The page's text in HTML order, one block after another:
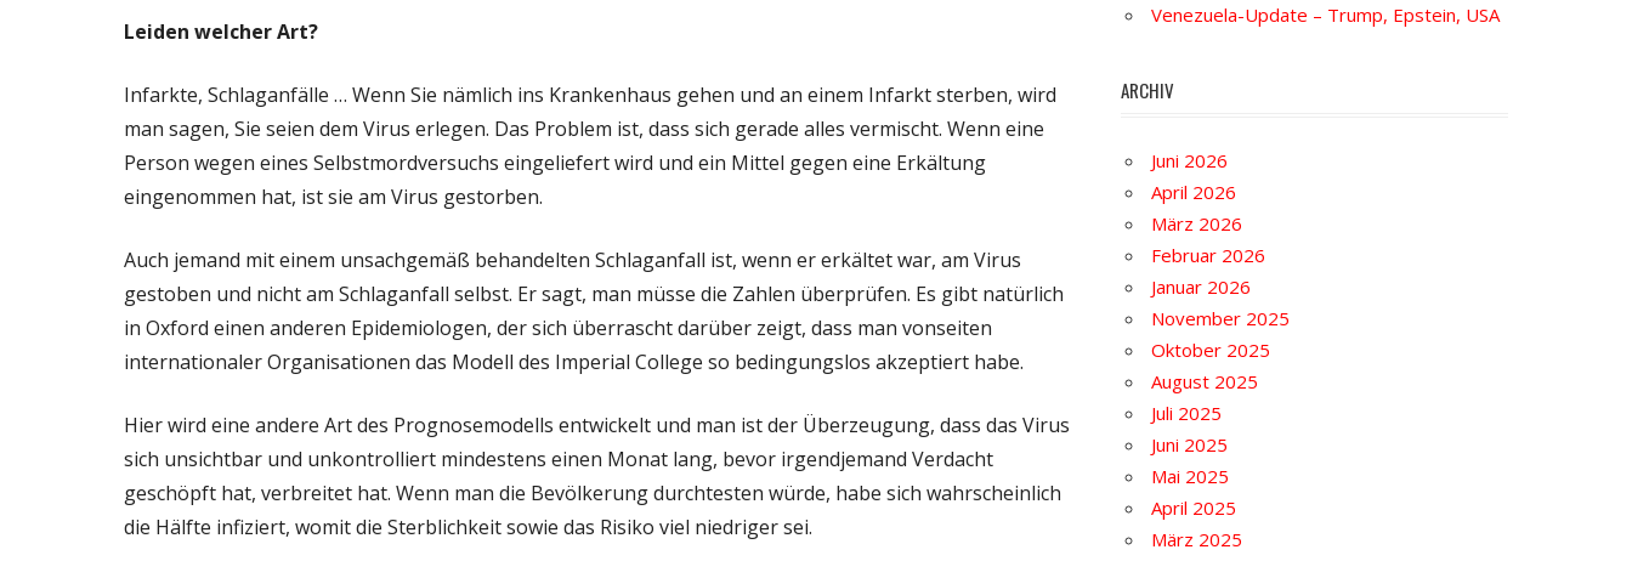
Leiden welcher Art?
Infarkte, Schlaganfälle … Wenn Sie nämlich ins Krankenhaus gehen und an einem Infarkt sterben, wird
man sagen, Sie seien dem Virus erlegen. Das Problem ist, dass sich gerade alles vermischt. Wenn eine
Person wegen eines Selbstmordversuchs eingeliefert wird und ein Mittel gegen eine Erkältung
eingenommen hat, ist sie am Virus gestorben.
Auch jemand mit einem unsachgemäß behandelten Schlaganfall ist, wenn er erkältet war, am Virus
gestoben und nicht am Schlaganfall selbst. Er sagt, man müsse die Zahlen überprüfen. Es gibt natürlich
in Oxford einen anderen Epidemiologen, der sich überrascht darüber zeigt, dass man vonseiten
internationaler Organisationen das Modell des Imperial College so bedingungslos akzeptiert habe.
Hier wird eine andere Art des Prognosemodells entwickelt und man ist der Überzeugung, dass das Virus
sich unsichtbar und unkontrolliert mindestens einen Monat lang, bevor irgendjemand Verdacht
geschöpft hat, verbreitet hat. Wenn man die Bevölkerung durchtesten würde, habe sich wahrscheinlich
die Hälfte infiziert, womit die Sterblichkeit sowie das Risiko viel niedriger sei.
Venezuela-Update – Trump, Epstein, USA
ARCHIV
Juni 2026
April 2026
März 2026
Februar 2026
Januar 2026
November 2025
Oktober 2025
August 2025
Juli 2025
Juni 2025
Mai 2025
April 2025
März 2025